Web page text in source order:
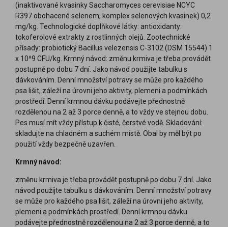
(inaktivované kvasinky Saccharomyces cerevisiae NCYC
R397 obohacené selenem, komplex selenových kvasinek) 0,2
mg/kg. Technologické doplňkové látky: antioxidanty:
tokoferolové extrakty z rostlinných olejů. Zootechnické
přísady: probiotický Bacillus velezensis C-3102 (DSM 15544) 1
x 10^9 CFU/kg. Krmný návod: změnu krmiva je třeba provádět
postupně po dobu 7 dní. Jako návod použijte tabulku s
dávkováním. Denní množství potravy se může pro každého
psa lišit, záleží na úrovni jeho aktivity, plemeni a podmínkách
prostředí. Denní krmnou dávku podávejte přednostně
rozdělenou na 2 až 3 porce denně, a to vždy ve stejnou dobu.
Pes musí mít vždy přístup k čisté, čerstvé vodě. Skladování:
skladujte na chladném a suchém místě. Obal by měl být po
použití vždy bezpečně uzavřen.
Krmný návod:
změnu krmiva je třeba provádět postupně po dobu 7 dní. Jako
návod použijte tabulku s dávkováním. Denní množství potravy
se může pro každého psa lišit, záleží na úrovni jeho aktivity,
plemeni a podmínkách prostředí. Denní krmnou dávku
podávejte přednostně rozdělenou na 2 až 3 porce denně, a to